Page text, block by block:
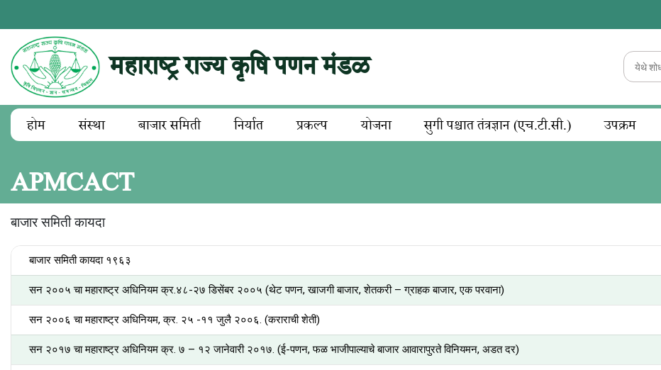
महाराष्ट्र राज्य कृषि पणन मंडळ
होम संस्था बाजार समिती निर्यात प्रकल्प योजना सुगी पश्चात तंत्रज्ञान (एच.टी.सी.) उपक्रम
APMCACT
बाजार समिती कायदा
बाजार समिती कायदा १९६३
सन २००५ चा महाराष्ट्र अधिनियम क्र.४८-२७ डिसेंबर २००५ (थेट पणन, खाजगी बाजार, शेतकरी – ग्राहक बाजार, एक परवाना)
सन २००६ चा महाराष्ट्र अधिनियम, क्र. २५ -११ जुलै २००६. (कराराची शेती)
सन २०१७ चा महाराष्ट्र अधिनियम क्र. ७ – १२ जानेवारी २०१७. (ई-पणन, फळ भाजीपाल्याचे बाजार आवारापुरते विनियमन, अडत दर)